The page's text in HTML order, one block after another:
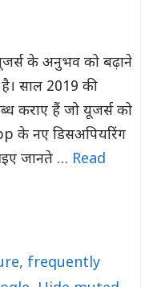
के अनुभव को बढ़ाने
साल 2019 की
कराए हैं जो यूजर्स को
के नए डिसअपियरिंग
जानते … Read
, frequently